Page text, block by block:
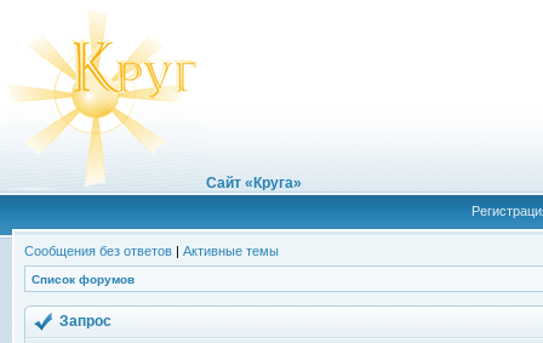
Сайт «Круга»
Сообщения без ответов | Активные темы
Список форумов
Запрос